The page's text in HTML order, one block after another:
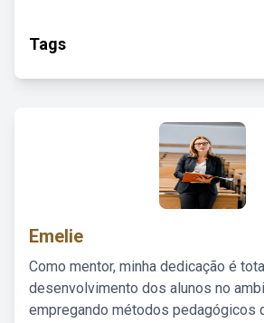
Tags
Emelie
Como mentor, minha dedicação é
desenvolvimento dos alunos no
empregando métodos pedagógicos